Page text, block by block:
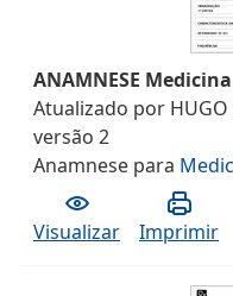
ANAMNESE
Atualizado por
versão 2
Anamnese para
Visualizar Imprimir